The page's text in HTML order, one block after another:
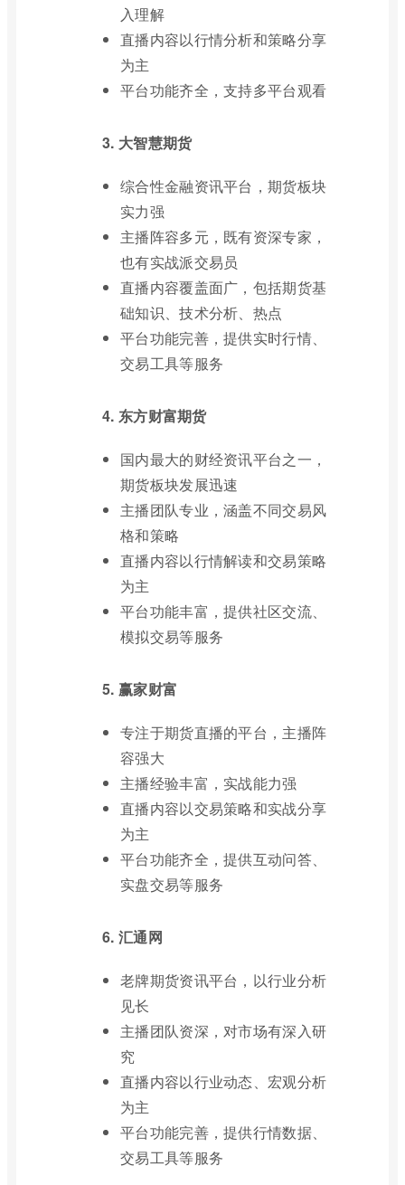
入理解
直播内容以行情分析和策略分享
为主
平台功能齐全，支持多平台观看
3. 大智慧期货
综合性金融资讯平台，期货板块
实力强
主播阵容多元，既有资深专家，
也有实战派交易员
直播内容覆盖面广，包括期货基
础知识、技术分析、热点
平台功能完善，提供实时行情、
交易工具等服务
4. 东方财富期货
国内最大的财经资讯平台之一，
期货板块发展迅速
主播团队专业，涵盖不同交易风
格和策略
直播内容以行情解读和交易策略
为主
平台功能丰富，提供社区交流、
模拟交易等服务
5. 赢家财富
专注于期货直播的平台，主播阵
容强大
主播经验丰富，实战能力强
直播内容以交易策略和实战分享
为主
平台功能齐全，提供互动问答、
实盘交易等服务
6. 汇通网
老牌期货资讯平台，以行业分析
见长
主播团队资深，对市场有深入研
究
直播内容以行业动态、宏观分析
为主
平台功能完善，提供行情数据、
交易工具等服务